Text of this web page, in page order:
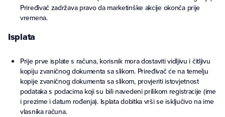
Priređivač zadržava pravo da marketinške akcije okonča prije
vremena.
Isplata
Prije prve isplate s računa, korisnik mora dostaviti vidljivu i čitljivu
kopiju zvaničnog dokumenta sa slikom. Priređivač će na temelju
kopije zvaničnog dokumenta sa slikom, provjeriti istovjetnost
podataka s podacima koji su bili navedeni prilikom registracije (ime
i prezime i datum rođenja). Isplata dobitka vrši se isključivo na ime
vlasnika računa.